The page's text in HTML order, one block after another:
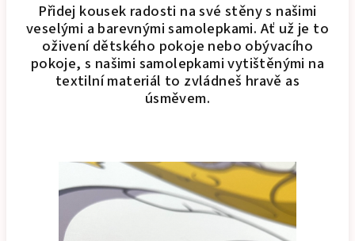
Přidej kousek radosti na své stěny s našimi
veselými a barevnými samolepkami. Ať už je to
oživení dětského pokoje nebo obývacího
pokoje, s našimi samolepkami vytištěnými na
textilní materiál to zvládneš hravě as
úsměvem.